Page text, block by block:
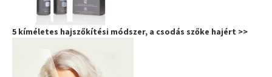
5 kíméletes hajszőkítési módszer, a csodás szőke hajért >>